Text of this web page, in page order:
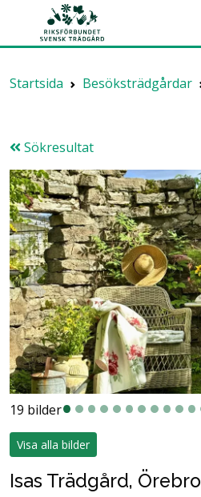
Startsida Besöksträdgårdar
Sökresultat
Previous
19 bilder
Visa alla bilder
Isas Trädgård, Örebro